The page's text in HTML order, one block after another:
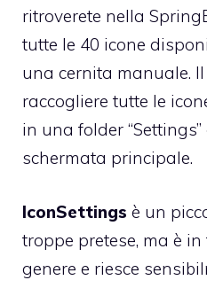
ritroverete nella
tutte le 40 icone
una cernita manuale.
raccogliere tutte le
in una folder
schermata principale.
IconSettings è un
troppe pretese, ma è
genere e riesce